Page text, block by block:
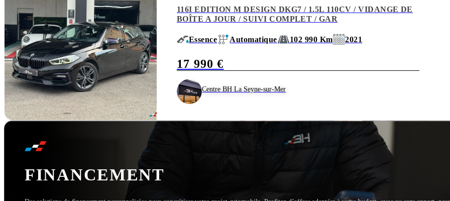
116I EDITION M DESIGN DKG7 / 1.5L 110CV / VIDANGE DE
BOÎTE A JOUR / SUIVI COMPLET / GAR
Essence Automatique 102 990 Km 2021
17 990 €
Centre BH La Seyne-sur-Mer
FINANCEMENT